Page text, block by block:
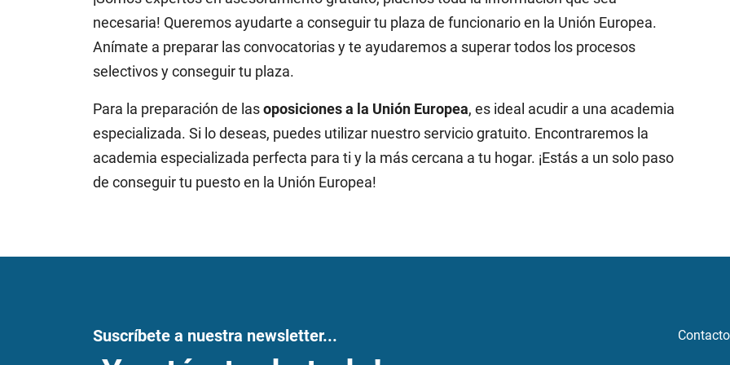
necesaria! Queremos ayudarte a conseguir tu plaza de funcionario en la Unión Europea.
Anímate a preparar las convocatorias y te ayudaremos a superar todos los procesos
selectivos y conseguir tu plaza.
Para la preparación de lasoposiciones a la Unión Europea, es ideal acudir a una academia
especializada. Si lo deseas, puedes utilizar nuestro servicio gratuito. Encontraremos la
academia especializada perfecta para ti y la más cercana a tu hogar. ¡Estás a un solo paso
de conseguir tu puesto en la Unión Europea!
Suscríbete a nuestra newsletter...